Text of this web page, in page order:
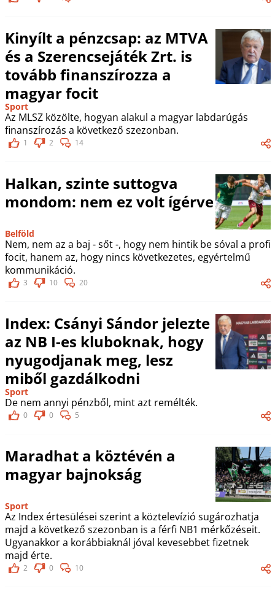
Kinyílt a pénzcsap: az MTVA
és a Szerencsejáték Zrt. is
tovább finanszírozza a
magyar focit
Sport
Az MLSZ közölte, hogyan alakul a magyar labdarúgás
finanszírozás a következő szezonban.
1 2 14
Halkan, szinte suttogva
mondom: nem ez volt ígérve
Belföld
Nem, nem az a baj - sőt -, hogy nem hintik be sóval a profi
focit, hanem az, hogy nincs következetes, egyértelmű
kommunikáció.
3 10 20
Index: Csányi Sándor jelezte
az NB I-es kluboknak, hogy
nyugodjanak meg, lesz
miből gazdálkodni
Sport
De nem annyi pénzből, mint azt remélték.
0 0 5
Maradhat a köztévén a
magyar bajnokság
Sport
Az Index értesülései szerint a köztelevízió sugározhatja
majd a következő szezonban is a férfi NB1 mérkőzéseit.
Ugyanakkor a korábbiaknál jóval kevesebbet fizetnek
majd érte.
2 0 10